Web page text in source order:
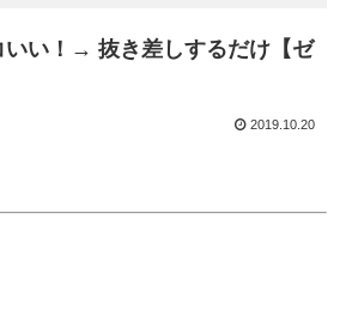
いい！→ 抜き差しするだけ【ゼ
2019.10.20